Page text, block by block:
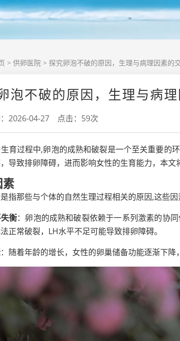
> 供卵医院 > 探究卵泡不破的原因，生理与病理因素的
泡不破的原因，生理与病
2026-04-27 点击：59次
育过程中,卵泡的成熟和破裂是一个至关重要的
导致排卵障碍，进而影响女性的生育能力，本
素
指那些与个体的自然生理过程相关的原因,这些
衡：卵泡的成熟和破裂依赖于一系列激素的协
正常破裂，LH水平不足可能导致排卵障碍。
：随着年龄的增长，女性的卵巢储备功能逐渐下